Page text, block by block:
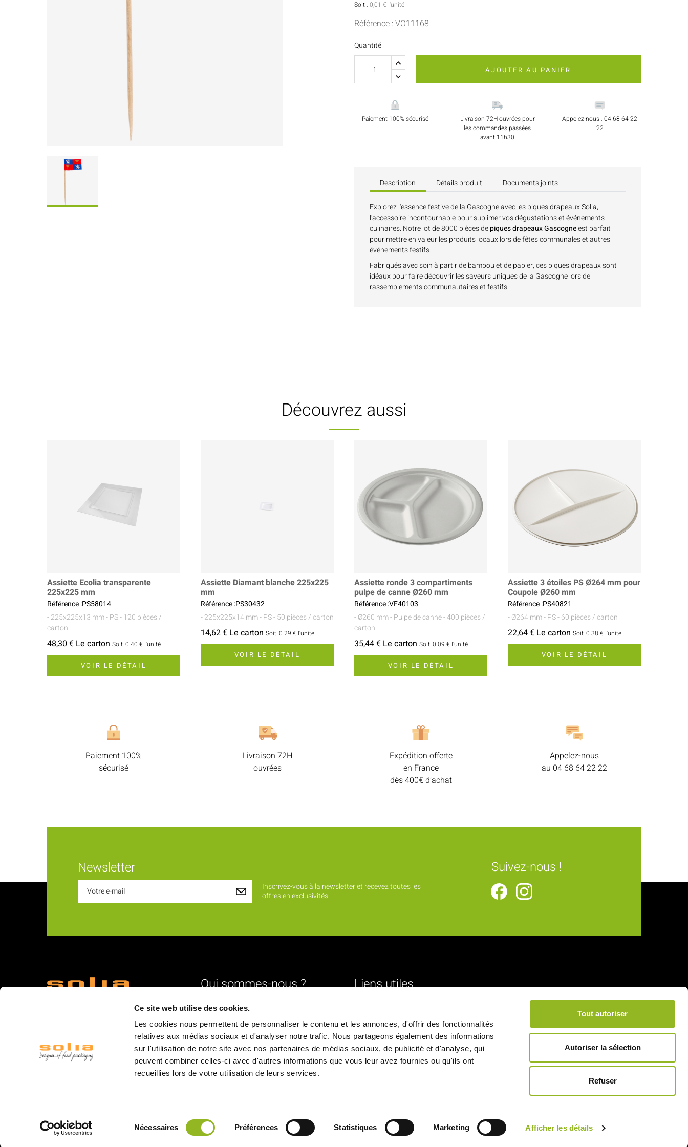
Ce site web utilise des cookies.
Les cookies nous permettent de personnaliser le contenu et les annonces, d'offrir des fonctionnalités
relatives aux médias sociaux et d'analyser notre trafic. Nous partageons également des informations
sur l'utilisation de notre site avec nos partenaires de médias sociaux, de publicité et d'analyse, qui
peuvent combiner celles-ci avec d'autres informations que vous leur avez fournies ou qu'ils ont
recueillies lors de votre utilisation de leurs services.
Nécessaires Préférences Statistiques Marketing Afficher les détails
Tout autoriser
Autoriser la sélection
Refuser
Sauces Et Condiments
Nappes Et Serviettes
Flacons Et Bouteilles
Soit : 0,01 € l'unité
Référence : VO11168
Quantité
AJOUTER AU PANIER
Paiement 100% sécurisé
Livraison 72H ouvrées pour
les commandes passées
avant 11h30
Appelez-nous : 04 68 64 22
22
Description Détails produit Documents joints
Explorez l'essence festive de la Gascogne avec les piques drapeaux Solia,
l'accessoire incontournable pour sublimer vos dégustations et événements
culinaires. Notre lot de 8000 pièces depiques drapeaux Gascogneest parfait
pour mettre en valeur les produits locaux lors de fêtes communales et autres
événements festifs.
Fabriqués avec soin à partir de bambou et de papier, ces piques drapeaux sont
idéaux pour faire découvrir les saveurs uniques de la Gascogne lors de
rassemblements communautaires et festifs.
Découvrez aussi
Assiette Ecolia transparente
225x225 mm
Référence :PS58014
- 225x225x13 mm- PS- 120 pièces /
carton
48,30 € Le carton Soit 0.40 € l'unité
VOIR LE DÉTAIL
Assiette Diamant blanche 225x225
mm
Référence :PS30432
- 225x225x14 mm- PS- 50 pièces / carton
14,62 € Le carton Soit 0.29 € l'unité
VOIR LE DÉTAIL
Assiette ronde 3 compartiments
pulpe de canne Ø260 mm
Référence :VF40103
- Ø260 mm- Pulpe de canne- 400 pièces /
carton
35,44 € Le carton Soit 0.09 € l'unité
VOIR LE DÉTAIL
Assiette 3 étoiles PS Ø264 mm pour
Coupole Ø260 mm
Référence :PS40821
- Ø264 mm- PS- 60 pièces / carton
22,64 € Le carton Soit 0.38 € l'unité
VOIR LE DÉTAIL
Paiement 100%
sécurisé
Livraison 72H
ouvrées
Expédition offerte
en France
dès 400€ d’achat
Appelez-nous
au 04 68 64 22 22
Newsletter
Inscrivez-vous à la newsletter et recevez toutes les
offres en exclusivités
Suivez-nous !
Qui sommes-nous ?
L'identité
Nos valeurs
La structure
L'équipe
La logistique
Liens utiles
Mentions légales
Conditions générales de vente
Paiement sécurisé